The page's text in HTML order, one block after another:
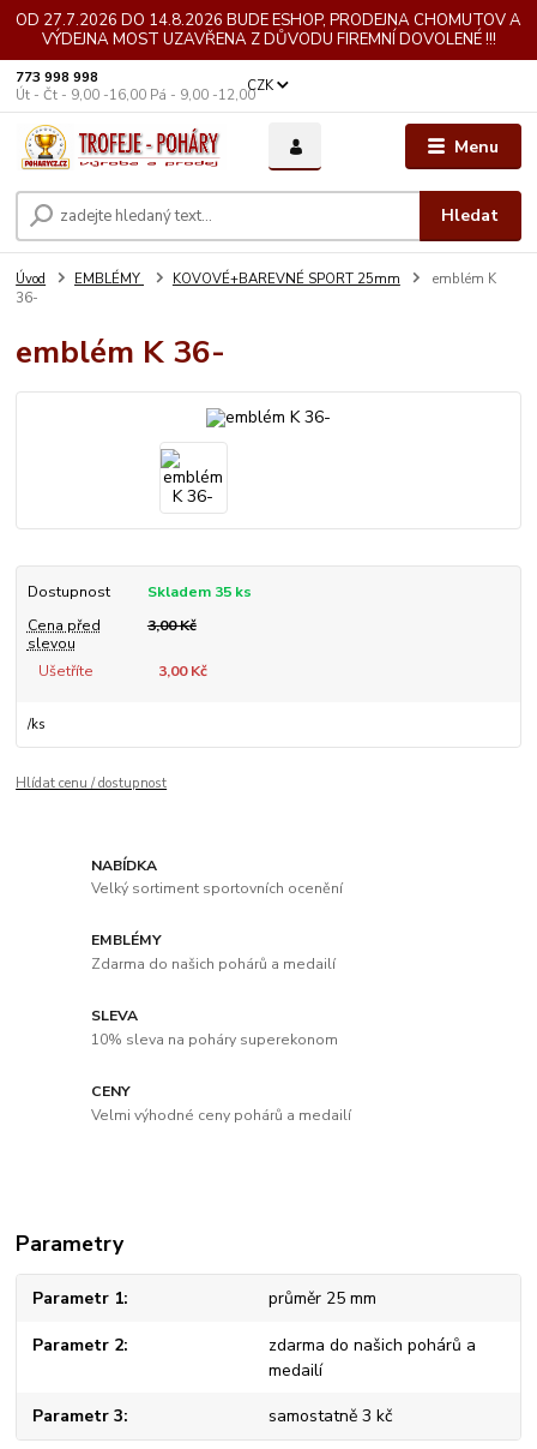
OD 27.7.2026 DO 14.8.2026 BUDE ESHOP, PRODEJNA CHOMUTOV A
VÝDEJNA MOST UZAVŘENA Z DŮVODU FIREMNÍ DOVOLENÉ !!!
Menu
CZK
Hledat
773 998 998
Út - Čt - 9,00 -16,00 Pá - 9,00 -12,00
Úvod EMBLÉMY KOVOVÉ+BAREVNÉ SPORT 25mm
emblém K
36-
emblém K 36-
Dostupnost
Skladem 35 ks
Cena před
slevou
3,00 Kč
Ušetříte 3,00 Kč
/ks
Hlídat cenu / dostupnost
NABÍDKA
Velký sortiment sportovních ocenění
EMBLÉMY
Zdarma do našich pohárů a medailí
SLEVA
10% sleva na poháry superekonom
CENY
Velmi výhodné ceny pohárů a medailí
Parametry
Parametr 1 průměr 25 mm
Parametr 2
zdarma do našich pohárů a
medailí
Parametr 3 samostatně 3 kč